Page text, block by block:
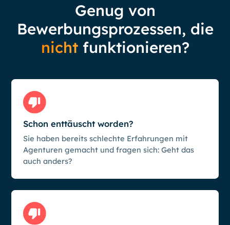
Genug von
Bewerbungsprozessen, die
nichtfunktionieren?
Schon enttäuscht worden?
Sie haben bereits schlechte Erfahrungen mit
Agenturen gemacht und fragen sich: Geht das
auch anders?